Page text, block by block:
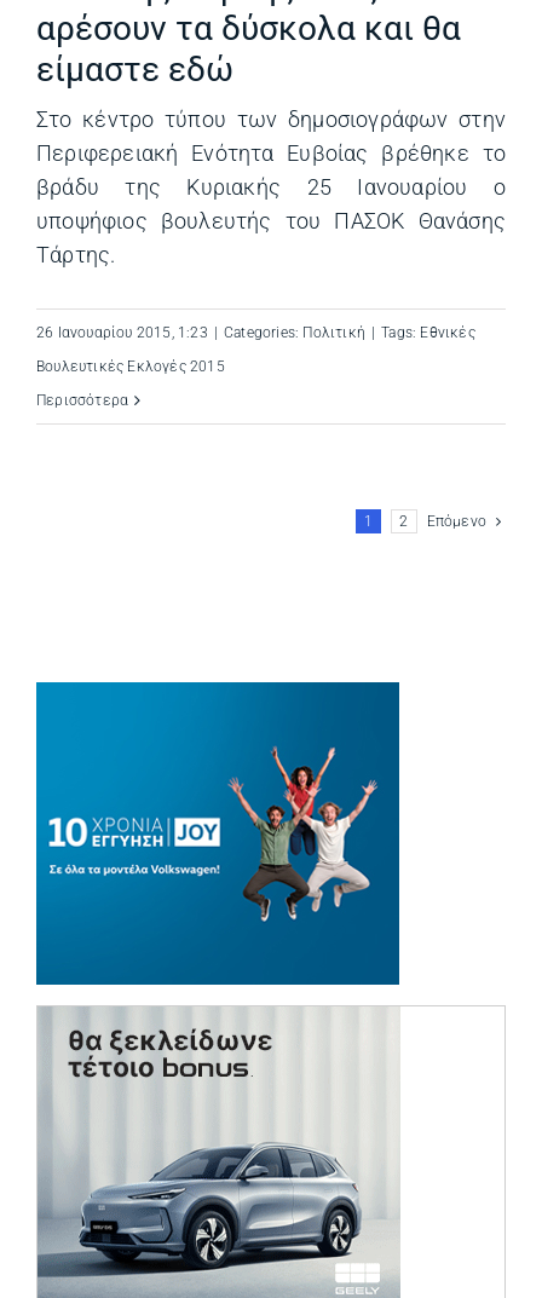
αρέσουν τα δύσκολα και θα
είμαστε εδώ
Στο κέντρο τύπου των δημοσιογράφων στην
Περιφερειακή Ενότητα Ευβοίας βρέθηκε το
βράδυ της Κυριακής 25 Ιανουαρίου ο
υποψήφιος βουλευτής του ΠΑΣΟΚ Θανάσης
Τάρτης.
26 Ιανουαρίου 2015, 1:23 Categories: Πολιτική Tags: Εθνικές
Βουλευτικές Εκλογές 2015
Περισσότερα
1 2 Επόμενο